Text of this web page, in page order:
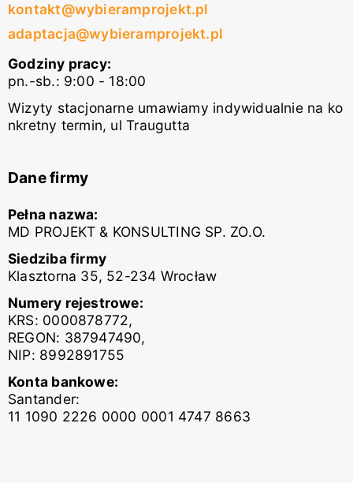
kontakt@wybieramprojekt.pl
adaptacja@wybieramprojekt.pl
Godziny pracy:
pn.-sb.: 9:00 - 18:00
Wizyty stacjonarne umawiamy indywidualnie na ko
nkretny termin, ul Traugutta
Dane firmy
Pełna nazwa:
MD PROJEKT & KONSULTING SP. ZO.O.
Siedziba firmy
Klasztorna 35, 52-234 Wrocław
Numery rejestrowe:
KRS: 0000878772,
REGON: 387947490,
NIP: 8992891755
Konta bankowe:
Santander:
11 1090 2226 0000 0001 4747 8663